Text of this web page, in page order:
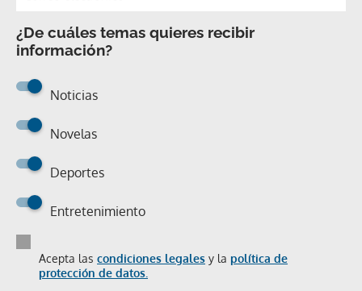
¿De cuáles temas quieres recibir
información?
Noticias
Novelas
Deportes
Entretenimiento
Acepta las condiciones legales y la política de
protección de datos.